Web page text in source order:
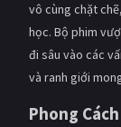
vô cùng chặt
học. Bộ phim
đi sâu vào các
và ranh giới
Phong